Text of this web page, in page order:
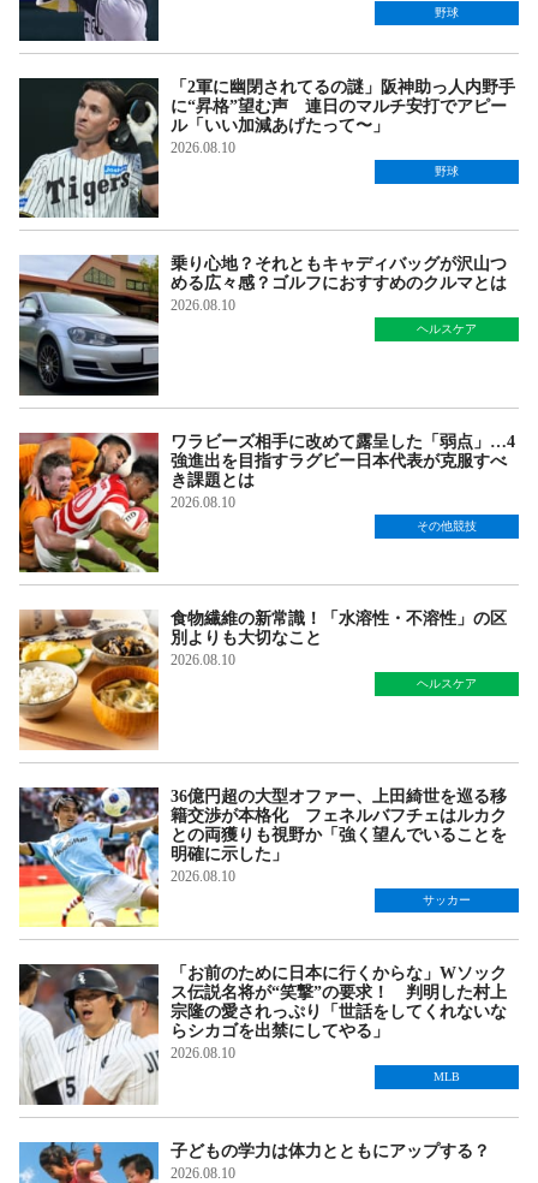
野球
「2軍に幽閉されてるの謎」阪神助っ人内野手
に“昇格”望む声 連日のマルチ安打でアピー
ル「いい加減あげたって〜」
2026.08.10
野球
乗り心地？それともキャディバッグが沢山つ
める広々感？ゴルフにおすすめのクルマとは
2026.08.10
ヘルスケア
ワラビーズ相手に改めて露呈した「弱点」…4
強進出を目指すラグビー日本代表が克服すべ
き課題とは
2026.08.10
その他競技
食物繊維の新常識！「水溶性・不溶性」の区
別よりも大切なこと
2026.08.10
ヘルスケア
36億円超の大型オファー、上田綺世を巡る移
籍交渉が本格化 フェネルバフチェはルカク
との両獲りも視野か「強く望んでいることを
明確に示した」
2026.08.10
サッカー
「お前のために日本に行くからな」Wソック
ス伝説名将が“笑撃”の要求！ 判明した村上
宗隆の愛されっぷり「世話をしてくれないな
らシカゴを出禁にしてやる」
2026.08.10
MLB
子どもの学力は体力とともにアップする？
2026.08.10